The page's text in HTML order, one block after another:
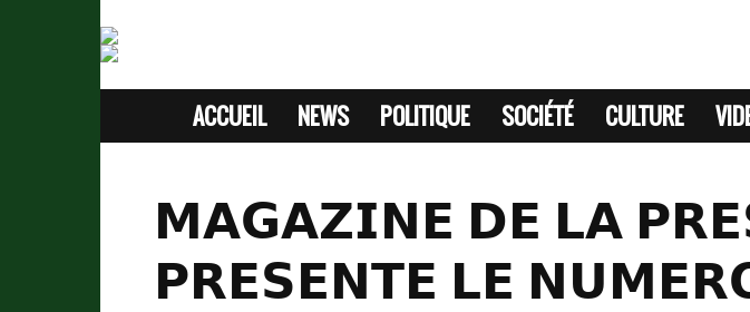
SITE
SANS
PASSION
ACCUEIL NEWS POLITIQUE SOCIÉTÉ CULTURE
𝗠𝗔𝗚𝗔𝗭𝗜𝗡𝗘 𝗗𝗘 𝗟𝗔
𝗣𝗥𝗘𝗦𝗘𝗡𝗧𝗘 𝗟𝗘